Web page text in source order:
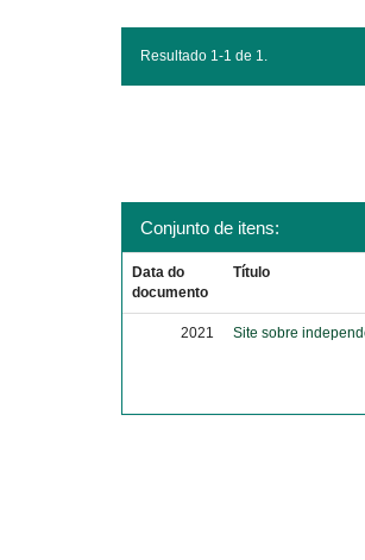
Resultado 1-1 de 1.
Conjunto de itens:
Data do
documento
Título
2021 Site sobre